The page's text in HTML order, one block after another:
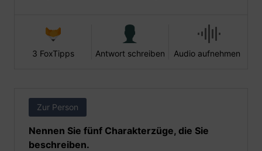
3 FoxTipps Antwort schreiben Audio aufnehmen
Zur Person
Nennen Sie fünf Charakterzüge, die Sie
beschreiben.